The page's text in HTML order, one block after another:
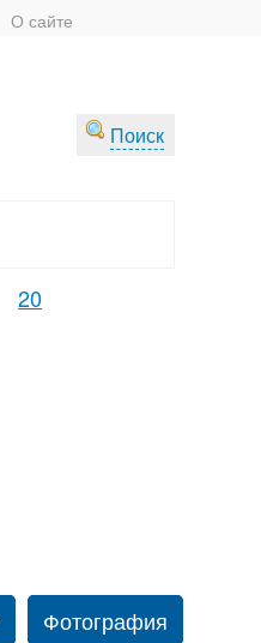
О сайте
Поиск
20
Фотография